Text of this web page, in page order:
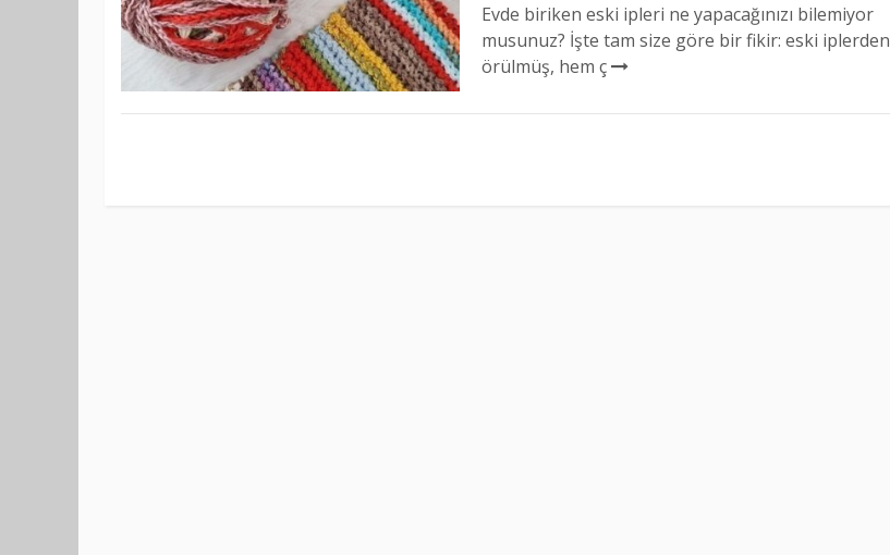
Evde biriken eski ipleri ne yapacağınızı bilemiyor
musunuz? İşte tam size göre bir fikir: eski iplerden
örülmüş, hem ç